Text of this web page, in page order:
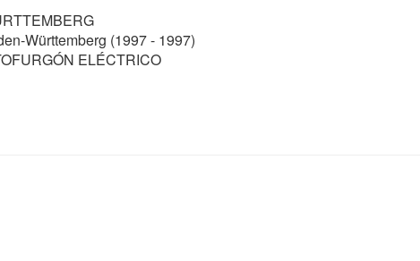
motor eléctrico, denominado
Württemberg (1997 - 1997)
ELÉCTRICO